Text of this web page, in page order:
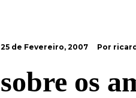
25 de Fevereiro, 2007 Por
sobre os